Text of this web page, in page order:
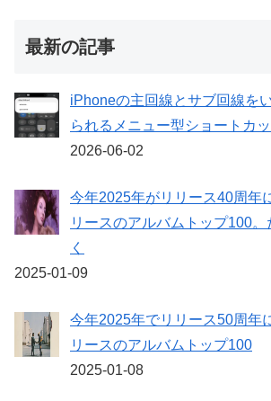
最新の記事
iPhoneの主回線とサブ回線を
られるメニュー型ショートカッ
2026-06-02
今年2025年がリリース40周年
リースのアルバムトップ100
く
2025-01-09
今年2025年でリリース50周年
リースのアルバムトップ100
2025-01-08